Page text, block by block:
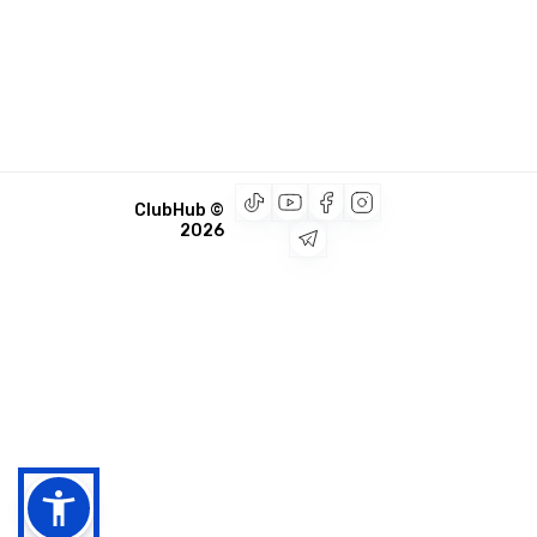
© ClubHub
2026